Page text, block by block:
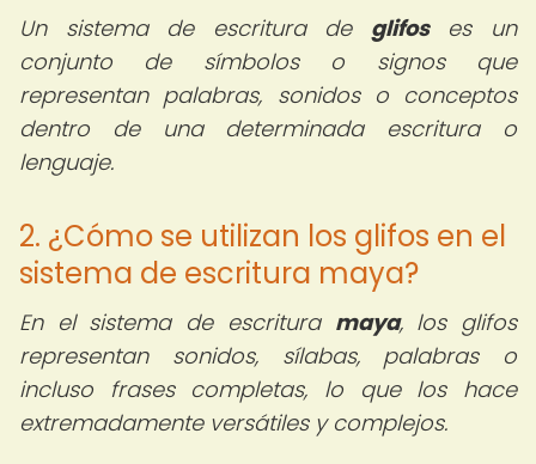
Un sistema de escritura de glifoses un
conjunto de símbolos o signos que
representan palabras, sonidos o conceptos
dentro de una determinada escritura o
lenguaje.
2. ¿Cómo se utilizan los glifos en el
sistema de escritura maya?
En el sistema de escritura maya, los glifos
representan sonidos, sílabas, palabras o
incluso frases completas, lo que los hace
extremadamente versátiles y complejos.